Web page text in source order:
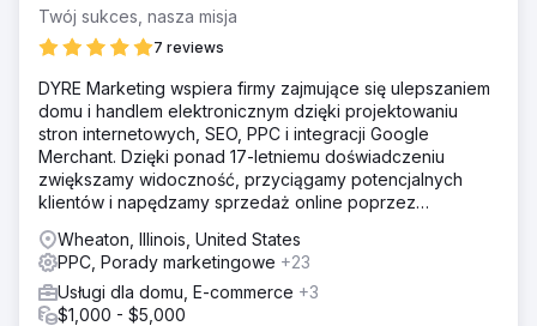
Twój sukces, nasza misja
7 reviews
DYRE Marketing wspiera firmy zajmujące się ulepszaniem
domu i handlem elektronicznym dzięki projektowaniu
stron internetowych, SEO, PPC i integracji Google
Merchant. Dzięki ponad 17-letniemu doświadczeniu
zwiększamy widoczność, przyciągamy potencjalnych
klientów i napędzamy sprzedaż online poprzez
Wheaton, Illinois, United States
PPC, Porady marketingowe +23
Usługi dla domu, E-commerce +3
$1,000 - $5,000